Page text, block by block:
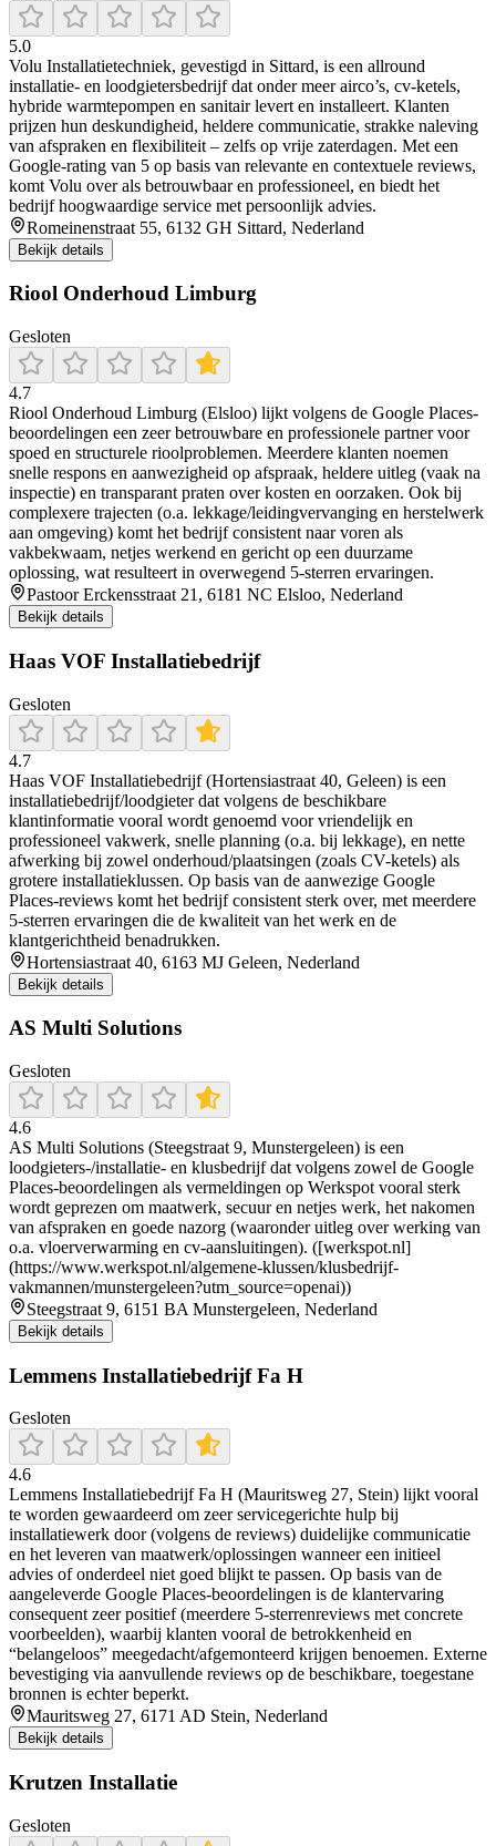
5.0
Volu Installatietechniek, gevestigd in Sittard, is een allround
installatie- en loodgietersbedrijf dat onder meer airco’s, cv-ketels,
hybride warmtepompen en sanitair levert en installeert. Klanten
prijzen hun deskundigheid, heldere communicatie, strakke naleving
van afspraken en flexibiliteit – zelfs op vrije zaterdagen. Met een
Google-rating van 5 op basis van relevante en contextuele reviews,
komt Volu over als betrouwbaar en professioneel, en biedt het
bedrijf hoogwaardige service met persoonlijk advies.
Romeinenstraat 55, 6132 GH Sittard, Nederland
Bekijk details
Riool Onderhoud Limburg
Gesloten
4.7
Riool Onderhoud Limburg (Elsloo) lijkt volgens de Google Places-
beoordelingen een zeer betrouwbare en professionele partner voor
spoed en structurele rioolproblemen. Meerdere klanten noemen
snelle respons en aanwezigheid op afspraak, heldere uitleg (vaak na
inspectie) en transparant praten over kosten en oorzaken. Ook bij
complexere trajecten (o.a. lekkage/leidingvervanging en herstelwerk
aan omgeving) komt het bedrijf consistent naar voren als
vakbekwaam, netjes werkend en gericht op een duurzame
oplossing, wat resulteert in overwegend 5-sterren ervaringen.
Pastoor Erckensstraat 21, 6181 NC Elsloo, Nederland
Bekijk details
Haas VOF Installatiebedrijf
Gesloten
4.7
Haas VOF Installatiebedrijf (Hortensiastraat 40, Geleen) is een
installatiebedrijf/loodgieter dat volgens de beschikbare
klantinformatie vooral wordt genoemd voor vriendelijk en
professioneel vakwerk, snelle planning (o.a. bij lekkage), en nette
afwerking bij zowel onderhoud/plaatsingen (zoals CV-ketels) als
grotere installatieklussen. Op basis van de aanwezige Google
Places-reviews komt het bedrijf consistent sterk over, met meerdere
5-sterren ervaringen die de kwaliteit van het werk en de
klantgerichtheid benadrukken.
Hortensiastraat 40, 6163 MJ Geleen, Nederland
Bekijk details
AS Multi Solutions
Gesloten
4.6
AS Multi Solutions (Steegstraat 9, Munstergeleen) is een
loodgieters-/installatie- en klusbedrijf dat volgens zowel de Google
Places-beoordelingen als vermeldingen op Werkspot vooral sterk
wordt geprezen om maatwerk, secuur en netjes werk, het nakomen
van afspraken en goede nazorg (waaronder uitleg over werking van
o.a. vloerverwarming en cv-aansluitingen). ([werkspot.nl]
(https://www.werkspot.nl/algemene-klussen/klusbedrijf-
vakmannen/munstergeleen?utm_source=openai))
Steegstraat 9, 6151 BA Munstergeleen, Nederland
Bekijk details
Lemmens Installatiebedrijf Fa H
Gesloten
4.6
Lemmens Installatiebedrijf Fa H (Mauritsweg 27, Stein) lijkt vooral
te worden gewaardeerd om zeer servicegerichte hulp bij
installatiewerk door (volgens de reviews) duidelijke communicatie
en het leveren van maatwerk/oplossingen wanneer een initieel
advies of onderdeel niet goed blijkt te passen. Op basis van de
aangeleverde Google Places-beoordelingen is de klantervaring
consequent zeer positief (meerdere 5-sterrenreviews met concrete
voorbeelden), waarbij klanten vooral de betrokkenheid en
“belangeloos” meegedacht/afgemonteerd krijgen benoemen. Externe
bevestiging via aanvullende reviews op de beschikbare, toegestane
bronnen is echter beperkt.
Mauritsweg 27, 6171 AD Stein, Nederland
Bekijk details
Krutzen Installatie
Gesloten